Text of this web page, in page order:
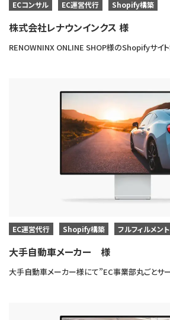
株式会社レナウンインクス 様
ECコンサル EC運営代行 Shopify構築
大手自動車メーカー 様
EC運営代行 Shopify構築 フルフィルメント